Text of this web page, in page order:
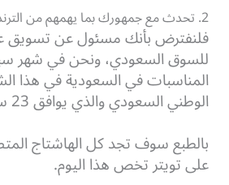
2. تحدث مع جمهورك بما يهمهم من الترندات الشائعة
فلنفترض بأنك مسئول عن تسويق
للسوق السعودي، ونحن في شهر
المناسبات في السعودية في هذا
الوطني السعودي والذي يوافق 23 سبتمبر.
بالطبع سوف تجد كل الهاشتاج
على تويتر تخص هذا اليوم.